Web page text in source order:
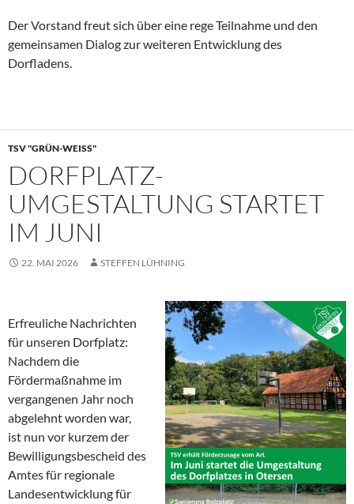
Der Vorstand freut sich über eine rege Teilnahme und den
gemeinsamen Dialog zur weiteren Entwicklung des
Dorfladens.
TSV "GRÜN-WEISS"
DORFPLATZ-
UMGESTALTUNG STARTET
IM JUNI
22. MAI 2026 STEFFEN LÜHNING
Erfreuliche Nachrichten
für unseren Dorfplatz:
Nachdem die
Fördermaßnahme im
vergangenen Jahr noch
abgelehnt worden war,
ist nun vor kurzem der
Bewilligungsbescheid des
Amtes für regionale
Landesentwicklung für